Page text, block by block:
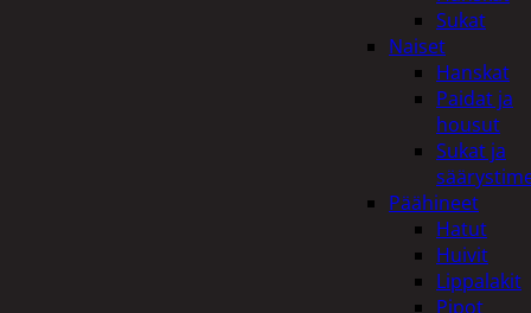
Sukat
Naiset
Hanskat
Paidat ja
housut
Sukat ja
Päähineet
Hatut
Huivit
Lippalakit
Pipot